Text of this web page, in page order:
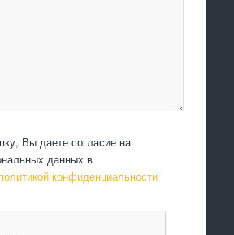
Вы даете согласие на
данных в
политикой конфиденциальности